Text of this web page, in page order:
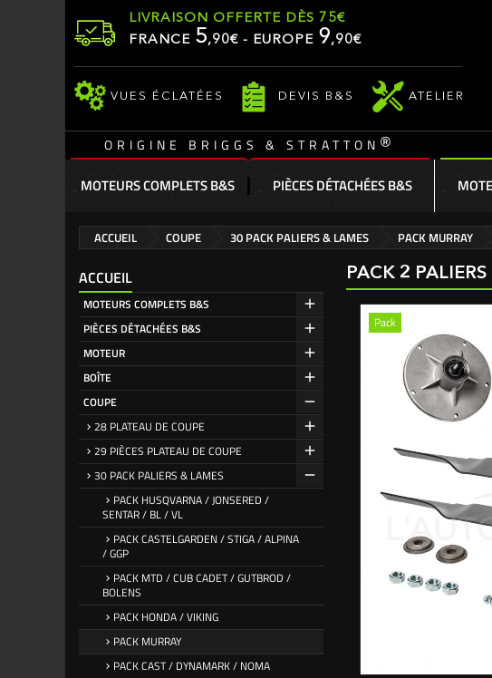
LIVRAISON OFFERTE DÈS 75€
FRANCE 5,90€ - EUROPE 9,90€
VUES ÉCLATÉES DEVIS B&S ATELIER
ORIGINE BRIGGS & STRATTON ®
MOTEURS COMPLETS B&S PIÈCES DÉTACHÉES B&S
ACCUEIL COUPE 30 PACK PALIERS & LAMES PACK MURRAY
ACCUEIL
MOTEURS COMPLETS B&S
PIÈCES DÉTACHÉES B&S
MOTEUR
BOÎTE
COUPE
28 PLATEAU DE COUPE
29 PIÈCES PLATEAU DE COUPE
30 PACK PALIERS & LAMES
PACK HUSQVARNA / JONSERED /
SENTAR / BL / VL
PACK CASTELGARDEN / STIGA / ALPINA
/ GGP
PACK MTD / CUB CADET / GUTBROD /
BOLENS
PACK HONDA / VIKING
PACK MURRAY
PACK CAST / DYNAMARK / NOMA
PACK 2
Pack